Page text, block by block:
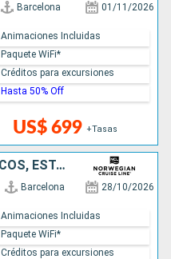
Barcelona 01/11/2026
US$ 699 +Tasas
Animaciones Incluidas
Paquete WiFi*
Créditos para excursiones
Hasta 50% Off
ESPAÑA, FRANCIA, MARRUECOS, ESTADOS UNIDOS
Barcelona 28/10/2026
Animaciones Incluidas
Paquete WiFi*
Créditos para excursiones